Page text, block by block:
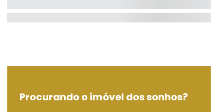
Procurando o imóvel dos sonhos?